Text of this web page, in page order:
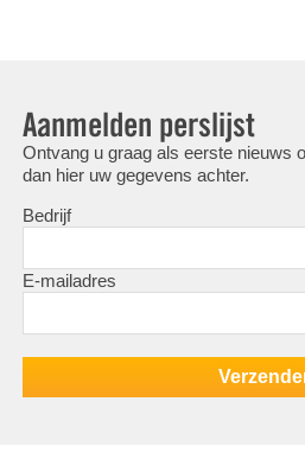
Aanmelden perslijst
Ontvang u graag als eerste nieuws
dan hier uw gegevens achter.
Bedrijf
E-mailadres